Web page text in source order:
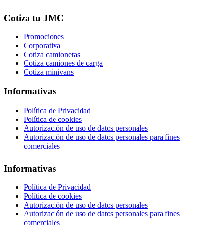
Cotiza tu JMC
Promociones
Corporativa
Cotiza camionetas
Cotiza camiones de carga
Cotiza minivans
Informativas
Política de Privacidad
Política de cookies
Autorización de uso de datos personales
Autorización de uso de datos personales para fines
comerciales
Informativas
Política de Privacidad
Política de cookies
Autorización de uso de datos personales
Autorización de uso de datos personales para fines
comerciales